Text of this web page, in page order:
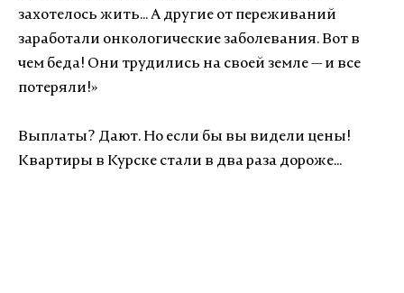
захотелось жить... А другие от переживаний
заработали онкологические заболевания. Вот в
чем беда! Они трудились на своей земле — и все
потеряли!»
Выплаты? Дают. Но если бы вы видели цены!
Квартиры в Курске стали в два раза дороже...